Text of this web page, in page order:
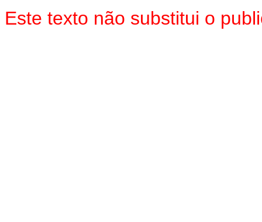
Este texto não substitui o